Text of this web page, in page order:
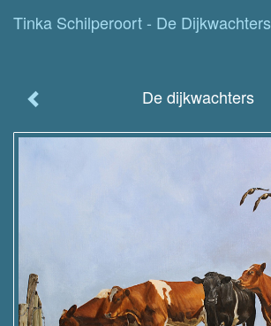
Tinka Schilperoort - De Dijkwachters
De dijkwachters